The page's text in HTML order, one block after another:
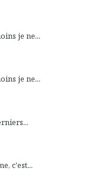
je ne...
je ne...
c'est...